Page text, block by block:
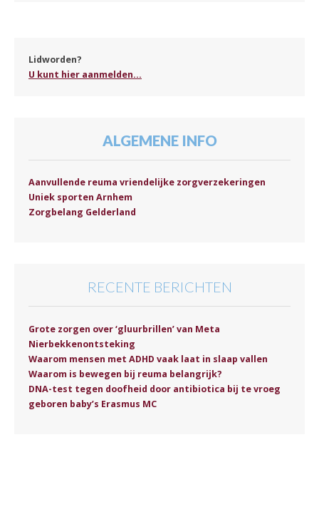
Lidworden?
U kunt hier aanmelden...
ALGEMENE INFO
Aanvullende reuma vriendelijke zorgverzekeringen
Uniek sporten Arnhem
Zorgbelang Gelderland
RECENTE BERICHTEN
Grote zorgen over ‘gluurbrillen’ van Meta
Nierbekkenontsteking
Waarom mensen met ADHD vaak laat in slaap vallen
Waarom is bewegen bij reuma belangrijk?
DNA-test tegen doofheid door antibiotica bij te vroeg
geboren baby’s Erasmus MC